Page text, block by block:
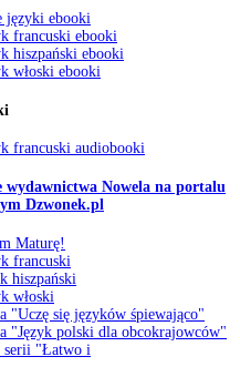
języki ebooki
francuski ebooki
hiszpański ebooki
włoski ebooki
francuski audiobooki
wydawnictwa Nowela na portalu
Dzwonek.pl
Maturę!
francuski
hiszpański
włoski
"Uczę się języków śpiewająco"
"Język polski dla obcokrajowców"
serii "Łatwo i